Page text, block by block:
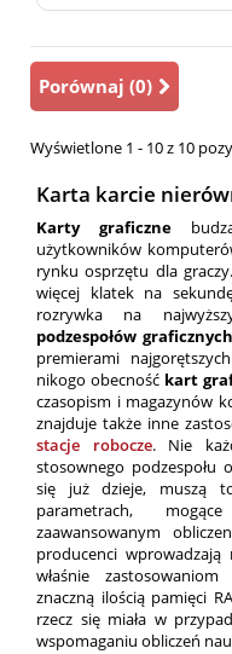
Porównaj (0)
Wyświetlone 1 - 10 z 10
Karta karcie
Karty graficzne
użytkowników
rynku osprzętu dla
więcej klatek na
rozrywka na
podzespołów graficznych
premierami
nikogo obecność kart
czasopism i magazynów
znajduje także inne
stacje robocze. Nie
stosownego podzespołu
się już dzieje, muszą
parametrach,
zaawansowanym
producenci
właśnie
znaczną ilością pamięci
rzecz się miała w
wspomaganiu obliczeń